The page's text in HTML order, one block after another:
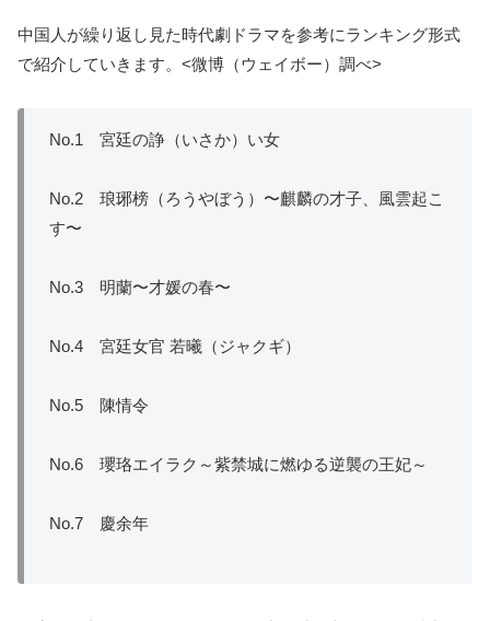
中国人が繰り返し見た時代劇ドラマを参考にランキング形式
で紹介していきます。<微博（ウェイボー）調べ>
No.1 宮廷の諍（いさか）い女
No.2 琅琊榜（ろうやぼう）〜麒麟の才子、風雲起こ
す〜
No.3 明蘭〜才媛の春〜
No.4 宮廷女官 若曦（ジャクギ）
No.5 陳情令
No.6 瓔珞エイラク～紫禁城に燃ゆる逆襲の王妃～
No.7 慶余年